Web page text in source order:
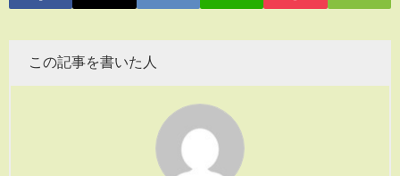
この記事を書いた人